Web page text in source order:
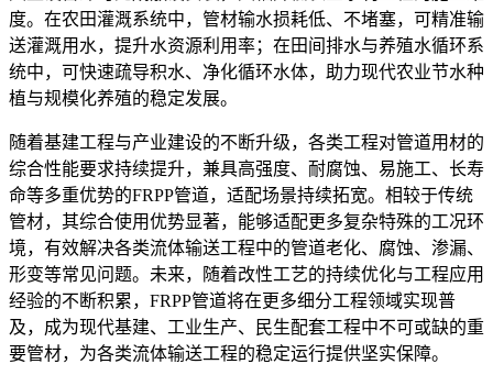
度。在农田灌溉系统中，管材输水损耗低、不堵塞，可精准输
送灌溉用水，提升水资源利用率；在田间排水与养殖水循环系
统中，可快速疏导积水、净化循环水体，助力现代农业节水种
植与规模化养殖的稳定发展。
随着基建工程与产业建设的不断升级，各类工程对管道用材的
综合性能要求持续提升，兼具高强度、耐腐蚀、易施工、长寿
命等多重优势的FRPP管道，适配场景持续拓宽。相较于传统
管材，其综合使用优势显著，能够适配更多复杂特殊的工况环
境，有效解决各类流体输送工程中的管道老化、腐蚀、渗漏、
形变等常见问题。未来，随着改性工艺的持续优化与工程应用
经验的不断积累，FRPP管道将在更多细分工程领域实现普
及，成为现代基建、工业生产、民生配套工程中不可或缺的重
要管材，为各类流体输送工程的稳定运行提供坚实保障。